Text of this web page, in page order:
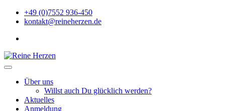
Inhalten
+49 (0)7552 936-450
kontakt@reineherzen.de
Reine Herzen
Über uns
Willst auch Du glücklich werden?
Aktuelles
Anmeldung